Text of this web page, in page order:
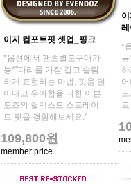
*
하
이지 컴포트핏 셋업_핑크
*옵션에서 팬츠별도구매가
능*"다리를 가장 길고 슬림
하게 표현하는 마법, 핏을 덜
어내고 우아함을 더한 이븐
도즈의 릴랙스드 스트레이
트 핏을 경험해보세요."
109,800원
member price